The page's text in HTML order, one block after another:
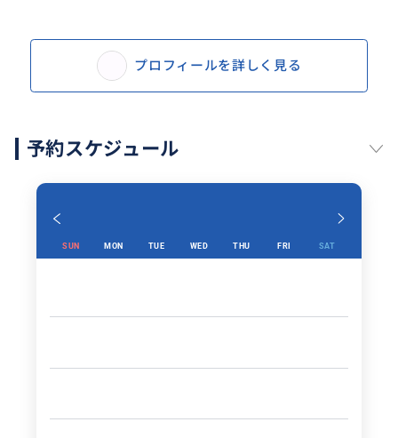
プロフィールを詳しく見る
予約スケジュール
SUN MON TUE WED THU FRI SAT